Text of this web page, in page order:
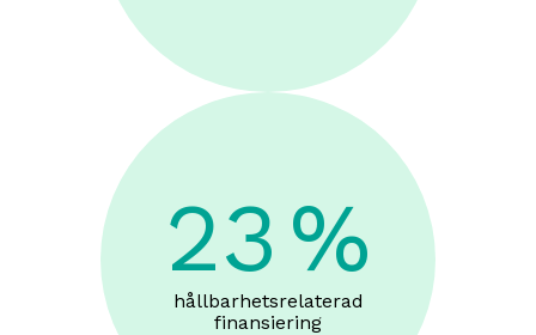
23%
hållbarhetsrelaterad
finansiering